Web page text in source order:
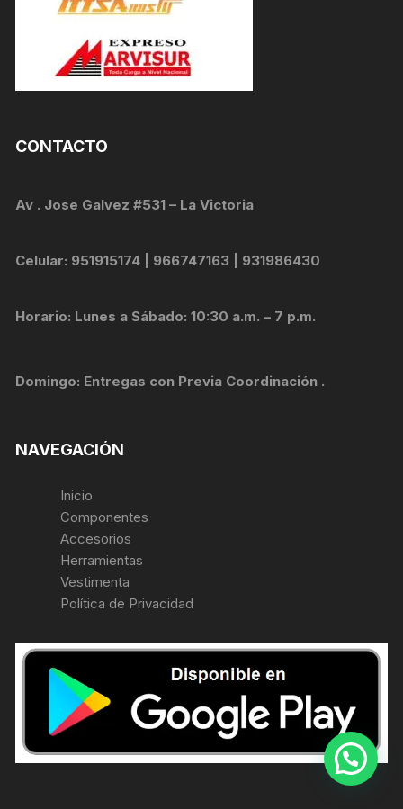
CONTACTO
Av . Jose Galvez #531 – La Victoria
Celular: 951915174 | 966747163 | 931986430
Horario: Lunes a Sábado: 10:30 a.m. – 7 p.m.
Domingo: Entregas con Previa Coordinación .
NAVEGACIÓN
Inicio
Componentes
Accesorios
Herramientas
Vestimenta
Política de Privacidad